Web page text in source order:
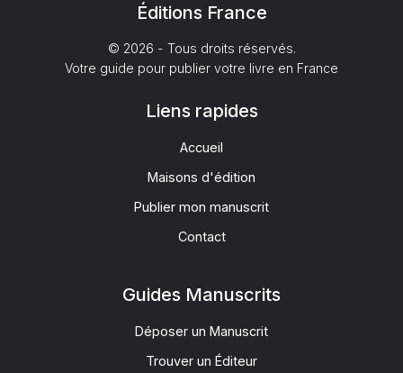
Éditions France
© 2026 - Tous droits réservés.
Votre guide pour publier votre livre en France
Liens rapides
Accueil
Maisons d'édition
Publier mon manuscrit
Contact
Guides Manuscrits
Déposer un Manuscrit
Trouver un Éditeur